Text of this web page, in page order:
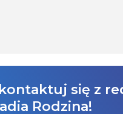
się z
Rodzina!